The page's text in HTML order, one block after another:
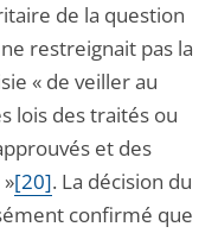
de la question
restreignait pas la
« de veiller au
lois des traités ou
et des
[20]. La décision du
confirmé que